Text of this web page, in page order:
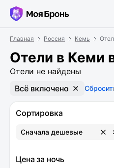
Главная Россия Кемь
Отели в Кеми
Отели не найдены
Всё включено
Сортировка
Сначала дешевые
Цена за ночь